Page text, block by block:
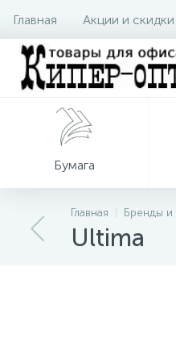
Главная Акции и скидки
Бумага
Главная Бренды и
Ultima